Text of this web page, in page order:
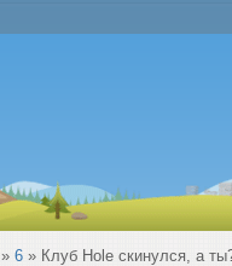
» 6 » Клуб Hole скинулся, а